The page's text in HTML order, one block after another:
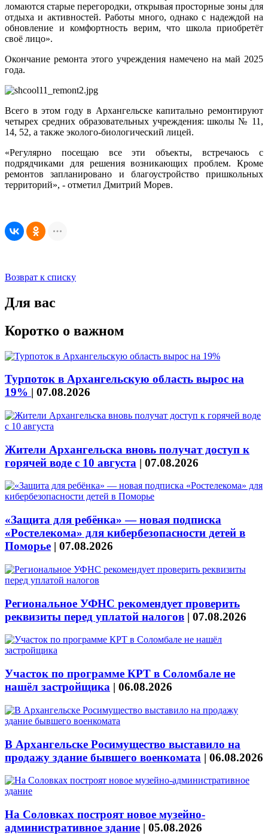
ломаются старые перегородки, открывая просторные зоны для
отдыха и активностей. Работы много, однако с надеждой на
обновление и комфортность верим, что школа приобретёт
своё лицо».
Окончание ремонта этого учреждения намечено на май 2025
года.
Всего в этом году в Архангельске капитально ремонтируют
четырех средних образовательных учреждения: школы № 11,
14, 52, а также эколого-биологический лицей.
«Регулярно посещаю все эти объекты, встречаюсь с
подрядчиками для решения возникающих проблем. Кроме
ремонтов запланировано и благоустройство пришкольных
территорий», - отметил Дмитрий Морев.
Возврат к списку
Для вас
Коротко о важном
Турпоток в Архангельскую область вырос на
19% | 07.08.2026
Жители Архангельска вновь получат доступ к
горячей воде с 10 августа | 07.08.2026
«Защита для ребёнка» — новая подписка
«Ростелекома» для кибербезопасности детей в
Поморье | 07.08.2026
Региональное УФНС рекомендует проверить
реквизиты перед уплатой налогов | 07.08.2026
Участок по программе КРТ в Соломбале не
нашёл застройщика | 06.08.2026
В Архангельске Росимущество выставило на
продажу здание бывшего военкомата | 06.08.2026
На Соловках построят новое музейно-
административное здание | 05.08.2026